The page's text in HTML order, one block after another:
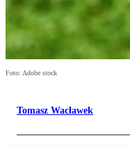
Foto: Adobe stock
Tomasz Wacławek